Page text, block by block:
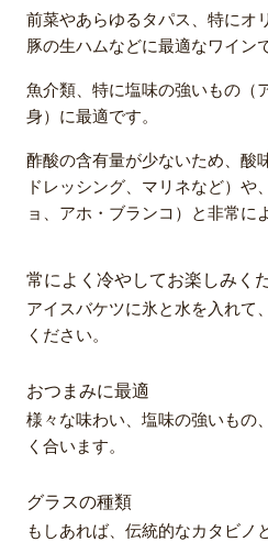
前菜やあらゆるタパス、特にオ
豚の生ハムなどに最適なワイン
魚介類、特に塩味の強いもの（
身）に最適です。
酢酸の含有量が少ないため、酸
ドレッシング、マリネなど）や
ョ、アホ・ブランコ）と非常に
常によく冷やしてお楽しみく
アイスバケツに氷と水を入れて
ください。
おつまみに最適
様々な味わい、塩味の強いもの
く合います。
グラスの種類
もしあれば、伝統的なカタビノ